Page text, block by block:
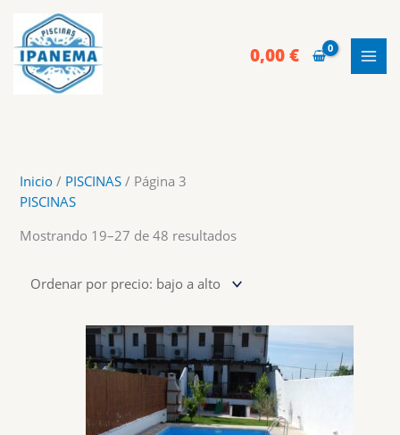
contenido
0,00€
Inicio / PISCINAS / Página 3
PISCINAS
Mostrando 19–27 de 48 resultadosOrdenado
alto